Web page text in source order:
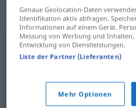
Synonyme für
Bude (ugs.),Bretterbude (ugs.)
© OpenThesaurus.de
Genaue Geolocation-Daten
Identifikation aktiv abfragen.
Informationen auf einem Gerät.
Messung von Werbung und
Entwicklung von Dienstleistungen.
Liste der Partner (Lieferanten)
Mehr Optionen